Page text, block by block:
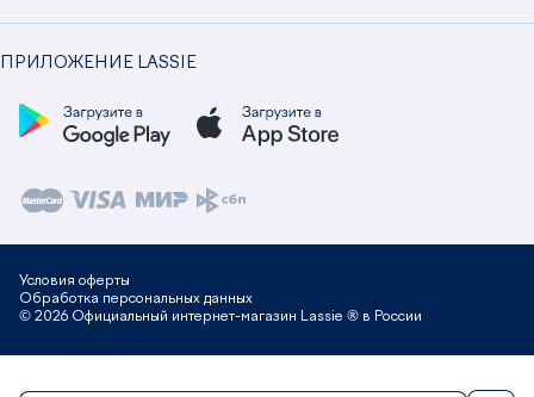
ПРИЛОЖЕНИЕ LASSIE
© 2026 Официальный интернет-магазин Lassie ® в России
Условия оферты
Обработка персональных данных